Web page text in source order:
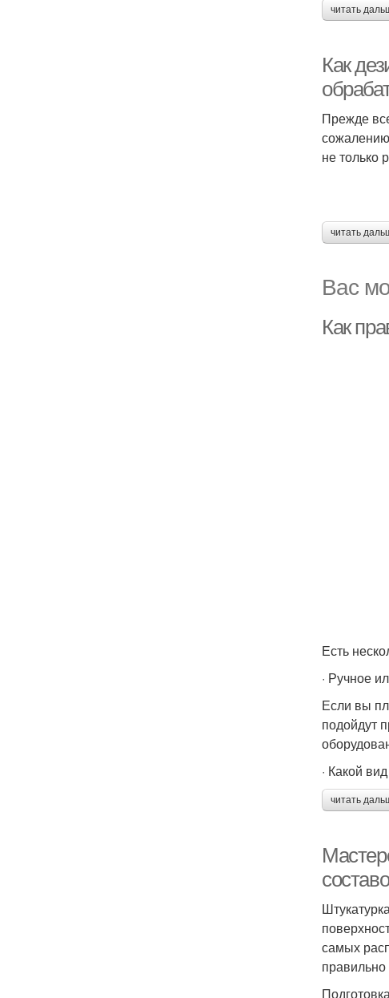
читать
Как
Прежде
не только
читать
Вас
Как
Есть
· Ручное
Если вы
подойдут
· Какой
читать
самых